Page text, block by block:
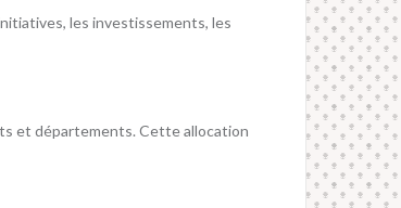
les investissements, les
et départements. Cette allocation